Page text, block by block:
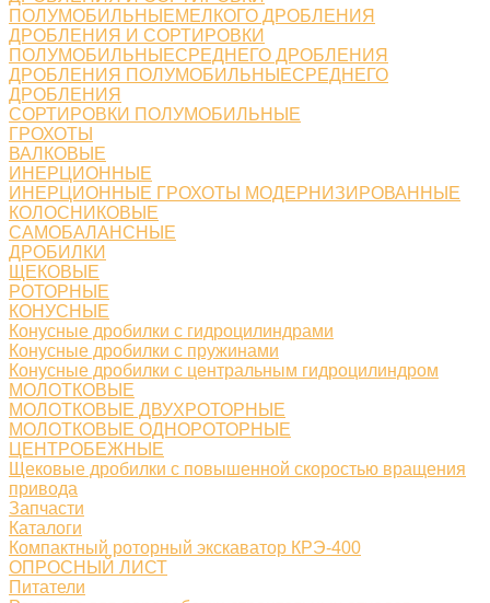
ПОЛУМОБИЛЬНЫЕМЕЛКОГО ДРОБЛЕНИЯ
ДРОБЛЕНИЯ И СОРТИРОВКИ
ПОЛУМОБИЛЬНЫЕСРЕДНЕГО ДРОБЛЕНИЯ
ДРОБЛЕНИЯ ПОЛУМОБИЛЬНЫЕСРЕДНЕГО
ДРОБЛЕНИЯ
СОРТИРОВКИ ПОЛУМОБИЛЬНЫЕ
ГРОХОТЫ
ВАЛКОВЫЕ
ИНЕРЦИОННЫЕ
ИНЕРЦИОННЫЕ ГРОХОТЫ МОДЕРНИЗИРОВАННЫЕ
КОЛОСНИКОВЫЕ
САМОБАЛАНСНЫЕ
ДРОБИЛКИ
ЩЕКОВЫЕ
РОТОРНЫЕ
КОНУСНЫЕ
Конусные дробилки с гидроцилиндрами
Конусные дробилки с пружинами
Конусные дробилки с центральным гидроцилиндром
МОЛОТКОВЫЕ
МОЛОТКОВЫЕ ДВУХРОТОРНЫЕ
МОЛОТКОВЫЕ ОДНОРОТОРНЫЕ
ЦЕНТРОБЕЖНЫЕ
Щековые дробилки с повышенной скоростью вращения
привода
Запчасти
Каталоги
Компактный роторный экскаватор КРЭ-400
ОПРОСНЫЙ ЛИСТ
Питатели